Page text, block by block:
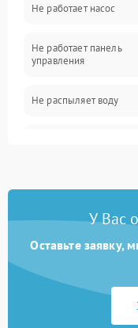
Вода
Гигиена
Программное
Не работает насос
Не работает панель
управления
Не распыляет воду
Проблемы с набором
Не работает сушилка
Сбои в работе таймера
У Вас
Оставьте заявку,